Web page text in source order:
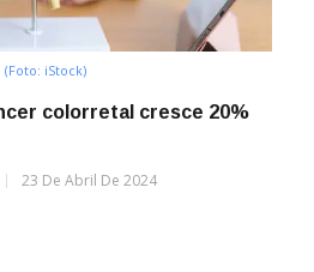
(Foto: iStock)
colorretal cresce 20%
23 De Abril De 2024